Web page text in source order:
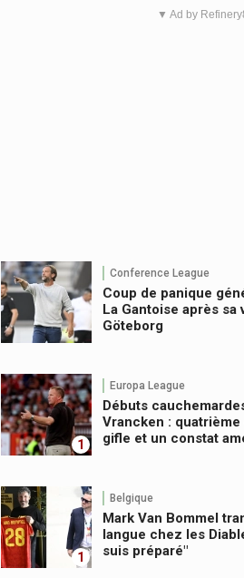
▼ Ad by
Conference League
Coup de panique
La Gantoise après
Göteborg
1
Europa League
Débuts
Vrancken :
gifle et un constat
1
Belgique
Mark Van Bommel
langue chez les
suis préparé"